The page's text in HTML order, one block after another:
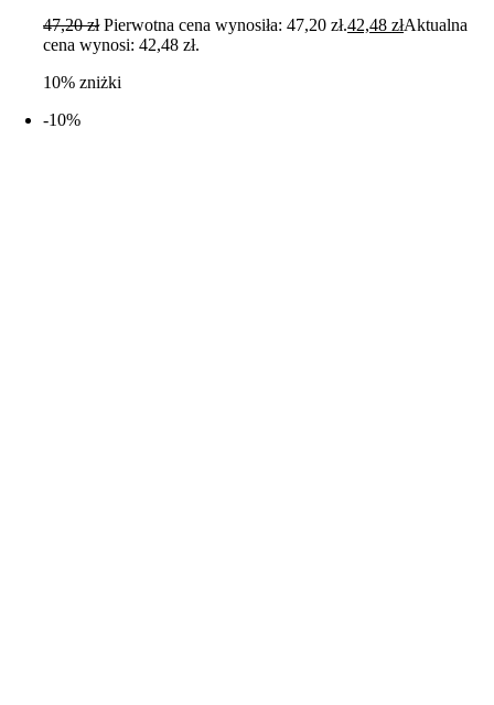
47,20zł Pierwotna cena wynosiła: 47,20 zł.42,48złAktualna
cena wynosi: 42,48 zł.
10% zniżki
-10%